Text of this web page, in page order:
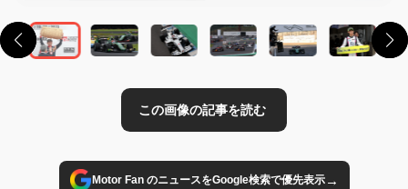
Motor Fan のニュースをGoogle検索で優先表示→